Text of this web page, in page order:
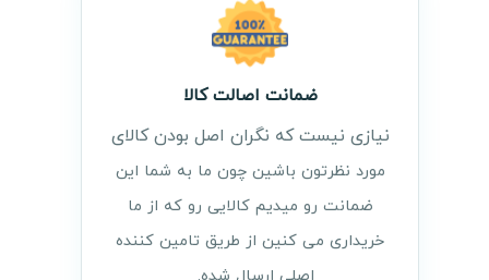
ضمانت اصالت کالا
نیازی نیست که نگران اصل بودن کالای
مورد نظرتون باشین چون ما به شما این
ضمانت رو میدیم کالایی رو که از ما
خریداری می کنین از طریق تامین کننده